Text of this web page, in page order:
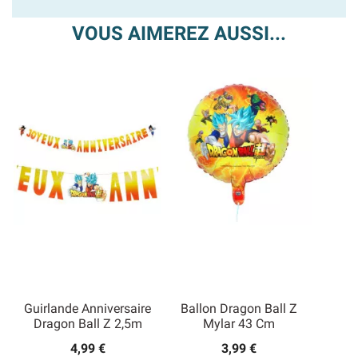
VOUS AIMEREZ AUSSI...
Guirlande Anniversaire
Dragon Ball Z 2,5m
4,99 €
Ballon Dragon Ball Z
Mylar 43 Cm
3,99 €